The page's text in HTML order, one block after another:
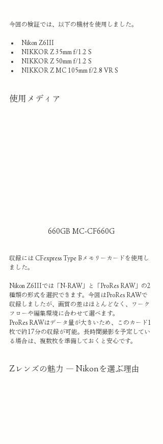
今回の検証では、以下の機材を使用しました。
Nikon Z6III
NIKKOR Z 35mm f/1.2 S
NIKKOR Z 50mm f/1.2 S
NIKKOR Z MC 105mm f/2.8 VR S
使用メディア
660GB MC-CF660G
収録には CFexpress Type Bメモリーカードを使用し
ました。
Nikon Z6IIIでは「N-RAW」と「ProRes RAW」の2
種類の形式を選択できます。今回はProRes RAWで
収録しましたが、画質の差はほとんどなく、ワーク
フローや編集環境に合わせて選べます。
ProRes RAWはデータ量が大きいため、このカード1
枚で約17分の収録が可能。長時間撮影を予定してい
る場合は、複数枚を準備しておくと安心です。
Zレンズの魅力 ― Nikonを選ぶ理由